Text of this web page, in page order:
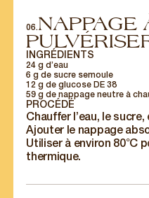
06.NAPPAGE
INGRÉDIENTS
24 g d’eau
6 g de sucre semoule
12 g de glucose DE 38
59 g de nappage neutre à
PROCÉDÉ
Chauffer l’eau, le
Ajouter le nappage
Utiliser à environ 80°C
thermique.